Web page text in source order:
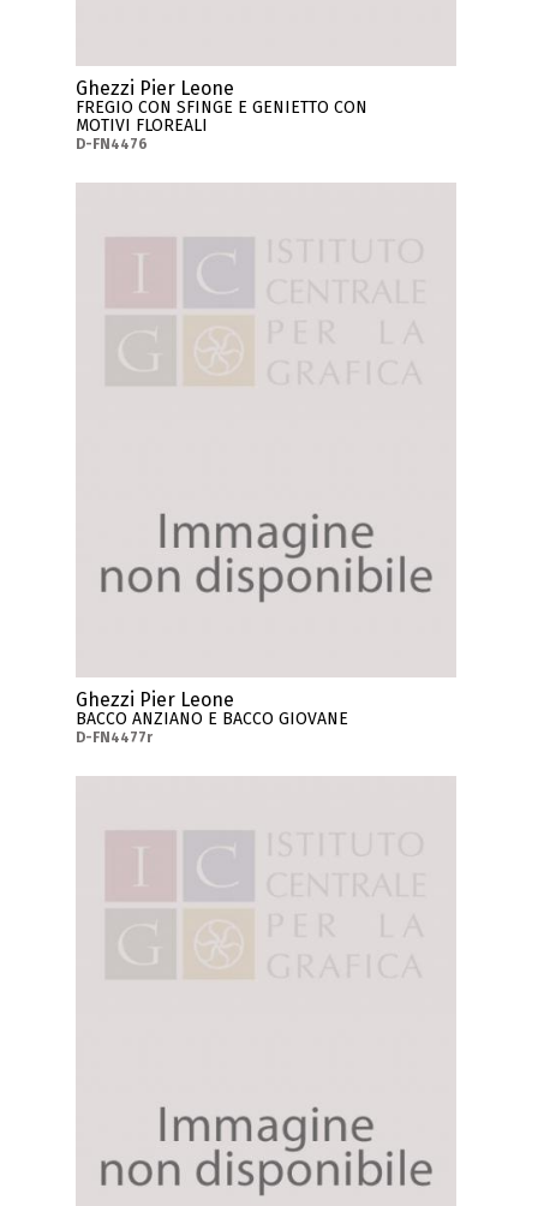
Ghezzi Pier Leone
FREGIO CON SFINGE E GENIETTO CON
MOTIVI FLOREALI
D-FN4476
Ghezzi Pier Leone
BACCO ANZIANO E BACCO GIOVANE
D-FN4477r